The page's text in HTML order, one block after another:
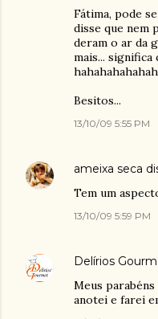
Fátima, pode
disse que nem
deram o ar da
mais... significa
Besitos...
13/10/09 5:55 PM
ameixa seca
Tem um
13/10/09 5:59 PM
Delírios
Meus
anotei e farei